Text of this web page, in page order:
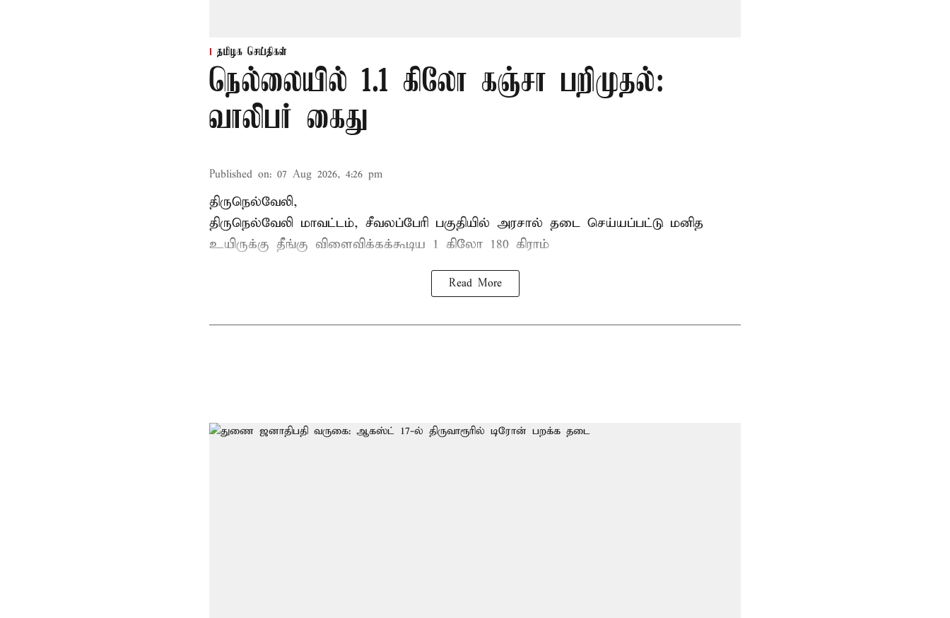
தமிழக செய்திகள்
நெல்லையில் 1.1 கிலோ கஞ்சா பறிமுதல்:
வாலிபர் கைது
Published on: 07 Aug 2026, 4:26 pm
திருநெல்வேலி,
திருநெல்வேலி மாவட்டம், சீவலப்பேரி பகுதியில் அரசால் தடை செய்யப்பட்டு மனித
உயிருக்கு தீங்கு விளைவிக்கக்கூடிய 1 கிலோ 180 கிராம்
Read More